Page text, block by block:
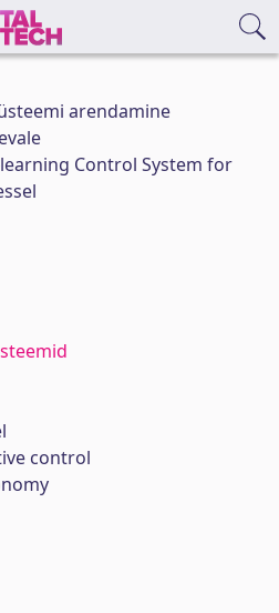
arendamine
Control System for
control